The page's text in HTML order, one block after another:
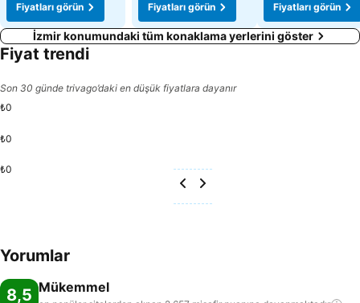
Fiyatları görün
Fiyatları görün
Fiyatları görün
İzmir konumundaki tüm konaklama yerlerini göster
Fiyat trendi
Son 30 günde trivago’daki en düşük fiyatlara dayanır
₺0
₺0
₺0
Yorumlar
8,5 Mükemmel